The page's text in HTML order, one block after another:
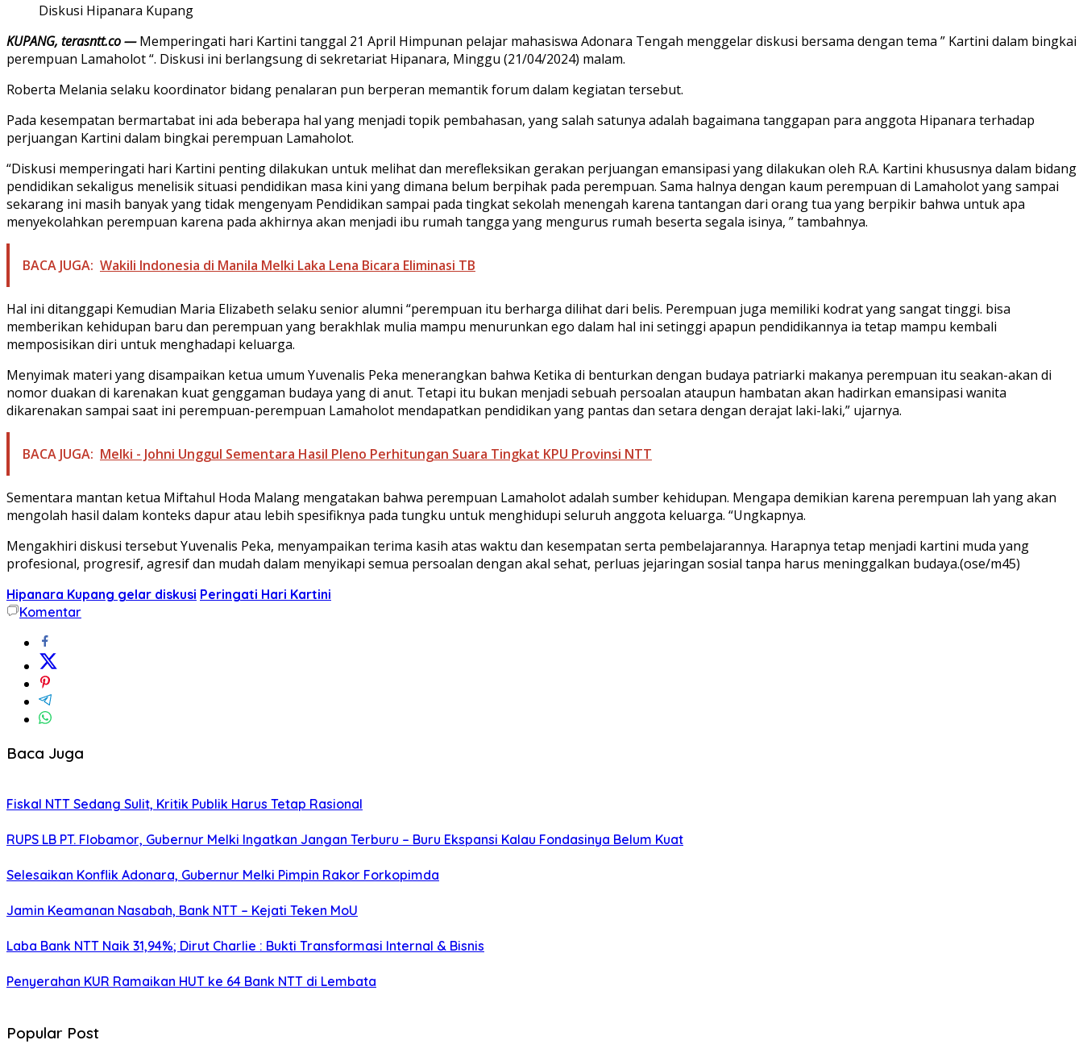
Diskusi Hipanara Kupang
KUPANG, terasntt.co —Memperingati hari Kartini tanggal 21 April Himpunan pelajar mahasiswa Adonara Tengah menggelar diskusi bersama dengan tema ” Kartini dalam bingkai
perempuan Lamaholot “. Diskusi ini berlangsung di sekretariat Hipanara, Minggu (21/04/2024) malam.
Roberta Melania selaku koordinator bidang penalaran pun berperan memantik forum dalam kegiatan tersebut.
Pada kesempatan bermartabat ini ada beberapa hal yang menjadi topik pembahasan, yang salah satunya adalah bagaimana tanggapan para anggota Hipanara terhadap
perjuangan Kartini dalam bingkai perempuan Lamaholot.
“Diskusi memperingati hari Kartini penting dilakukan untuk melihat dan merefleksikan gerakan perjuangan emansipasi yang dilakukan oleh R.A. Kartini khususnya dalam bidang
pendidikan sekaligus menelisik situasi pendidikan masa kini yang dimana belum berpihak pada perempuan. Sama halnya dengan kaum perempuan di Lamaholot yang sampai
sekarang ini masih banyak yang tidak mengenyam Pendidikan sampai pada tingkat sekolah menengah karena tantangan dari orang tua yang berpikir bahwa untuk apa
menyekolahkan perempuan karena pada akhirnya akan menjadi ibu rumah tangga yang mengurus rumah beserta segala isinya, ” tambahnya.
BACA JUGA: Wakili Indonesia di Manila Melki Laka Lena Bicara Eliminasi TB
Hal ini ditanggapi Kemudian Maria Elizabeth selaku senior alumni “perempuan itu berharga dilihat dari belis. Perempuan juga memiliki kodrat yang sangat tinggi. bisa
memberikan kehidupan baru dan perempuan yang berakhlak mulia mampu menurunkan ego dalam hal ini setinggi apapun pendidikannya ia tetap mampu kembali
memposisikan diri untuk menghadapi keluarga.
Menyimak materi yang disampaikan ketua umum Yuvenalis Peka menerangkan bahwa Ketika di benturkan dengan budaya patriarki makanya perempuan itu seakan-akan di
nomor duakan di karenakan kuat genggaman budaya yang di anut. Tetapi itu bukan menjadi sebuah persoalan ataupun hambatan akan hadirkan emansipasi wanita
dikarenakan sampai saat ini perempuan-perempuan Lamaholot mendapatkan pendidikan yang pantas dan setara dengan derajat laki-laki,” ujarnya.
BACA JUGA: Melki - Johni Unggul Sementara Hasil Pleno Perhitungan Suara Tingkat KPU Provinsi NTT
Sementara mantan ketua Miftahul Hoda Malang mengatakan bahwa perempuan Lamaholot adalah sumber kehidupan. Mengapa demikian karena perempuan lah yang akan
mengolah hasil dalam konteks dapur atau lebih spesifiknya pada tungku untuk menghidupi seluruh anggota keluarga. “Ungkapnya.
Mengakhiri diskusi tersebut Yuvenalis Peka, menyampaikan terima kasih atas waktu dan kesempatan serta pembelajarannya. Harapnya tetap menjadi kartini muda yang
profesional, progresif, agresif dan mudah dalam menyikapi semua persoalan dengan akal sehat, perluas jejaringan sosial tanpa harus meninggalkan budaya.(ose/m45)
Hipanara Kupang gelar diskusi Peringati Hari Kartini
Komentar
Baca Juga
Fiskal NTT Sedang Sulit, Kritik Publik Harus Tetap Rasional
RUPS LB PT. Flobamor, Gubernur Melki Ingatkan Jangan Terburu – Buru Ekspansi Kalau Fondasinya Belum Kuat
Selesaikan Konflik Adonara, Gubernur Melki Pimpin Rakor Forkopimda
Jamin Keamanan Nasabah, Bank NTT – Kejati Teken MoU
Laba Bank NTT Naik 31,94%; Dirut Charlie : Bukti Transformasi Internal & Bisnis
Penyerahan KUR Ramaikan HUT ke 64 Bank NTT di Lembata
Popular Post